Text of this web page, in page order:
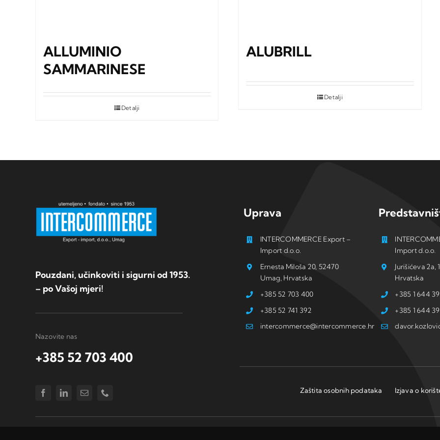
ALLUMINIO
SAMMARINESE
Detalji
ALUBRILL
Detalji
Pouzdani, učinkoviti i sigurni od 1953.
– po Vašoj mjeri!
Nazovite nas
+385 52 703 400
Uprava
INTERCOMMERCE Export –
Import d.o.o.
Ernesta Miloša 20, 52470
Umag, Hrvatska
+385 52 703 400
+385 52 741 392
intercommerce@intercommerce.hr
Import d.o.o.
Jurišićeva 2a,
Hrvatska
+385 1 644
+385 1 644
Zaštita osobnih podataka Izjava o